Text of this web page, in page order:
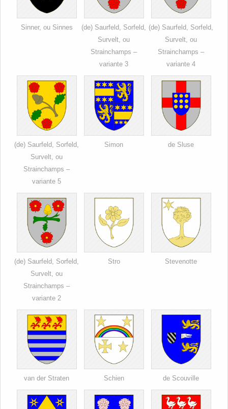
Sinner, ou Sinnes
(de) Saurfeld, Sorfeld,
Survelt, ou
Strainchamps –
variante 3
(de) Saurfeld, Sorfeld,
Survelt, ou
Strainchamps –
variante 4
(de) Saurfeld, Sorfeld,
Survelt, ou
Strainchamps –
variante 5
Simon de Sluse
(de) Saurfeld, Sorfeld,
Survelt, ou
Strainchamps –
variante 2
Stro Stevenotte
van der Straten Schien de Scouville